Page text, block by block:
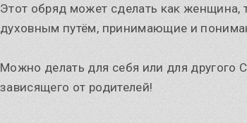
Этот обряд может сделать как женщина,
духовным путём, принимающие и
Можно делать для себя или для другого
зависящего от родителей!